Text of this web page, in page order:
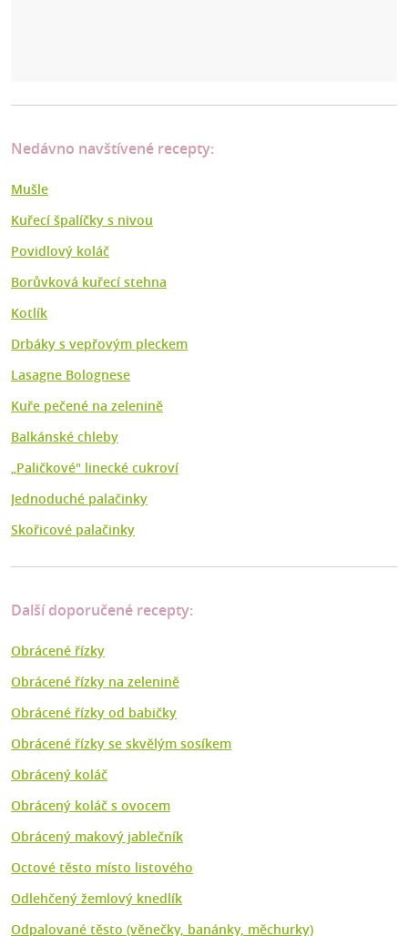
Nedávno navštívené recepty:
Mušle
Kuřecí špalíčky s nivou
Povidlový koláč
Borůvková kuřecí stehna
Kotlík
Drbáky s vepřovým pleckem
Lasagne Bolognese
Kuře pečené na zelenině
Balkánské chleby
„Paličkové" linecké cukroví
Jednoduché palačinky
Skořicové palačinky
Další doporučené recepty:
Obrácené řízky
Obrácené řízky na zelenině
Obrácené řízky od babičky
Obrácené řízky se skvělým sosíkem
Obrácený koláč
Obrácený koláč s ovocem
Obrácený makový jablečník
Octové těsto místo listového
Odlehčený žemlový knedlík
Odpalované těsto (věnečky, banánky, měchurky)